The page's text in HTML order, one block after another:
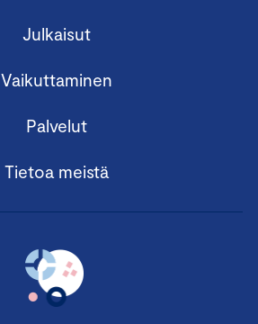
Julkaisut
Vaikuttaminen
Palvelut
Tietoa meistä